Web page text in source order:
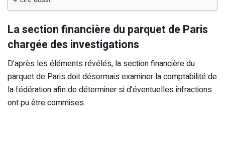
La section financière du parquet de Paris
chargée des investigations
D’après les éléments révélés, la section financière du
parquet de Paris doit désormais examiner la comptabilité de
la fédération afin de déterminer si d’éventuelles infractions
ont pu être commises.